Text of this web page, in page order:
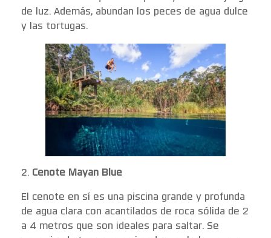
de luz. Además, abundan los peces de agua dulce
y las tortugas.
2. Cenote Mayan Blue
El cenote en sí es una piscina grande y profunda
de agua clara con acantilados de roca sólida de 2
a 4 metros que son ideales para saltar. Se